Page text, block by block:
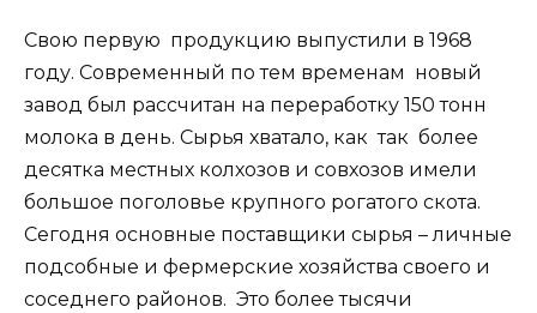
Свою первую продукцию выпустили в 1968
году. Современный по тем временам новый
завод был рассчитан на переработку 150 тонн
молока в день. Сырья хватало, как так более
десятка местных колхозов и совхозов имели
большое поголовье крупного рогатого скота.
Сегодня основные поставщики сырья – личные
подсобные и фермерские хозяйства своего и
соседнего районов. Это более тысячи